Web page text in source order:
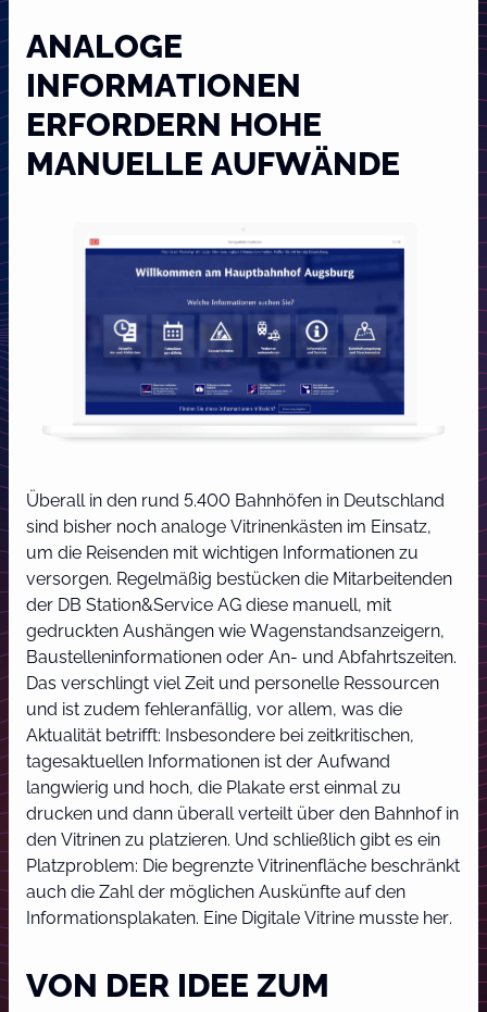
ANALOGE
INFORMATIONEN
ERFORDERN HOHE
MANUELLE AUFWÄNDE
Überall in den rund 5.400 Bahnhöfen in Deutschland
sind bisher noch analoge Vitrinenkästen im Einsatz,
um die Reisenden mit wichtigen Informationen zu
versorgen. Regelmäßig bestücken die Mitarbeitenden
der DB Station&Service AG diese manuell, mit
gedruckten Aushängen wie Wagenstandsanzeigern,
Baustelleninformationen oder An- und Abfahrtszeiten.
Das verschlingt viel Zeit und personelle Ressourcen
und ist zudem fehleranfällig, vor allem, was die
Aktualität betrifft: Insbesondere bei zeitkritischen,
tagesaktuellen Informationen ist der Aufwand
langwierig und hoch, die Plakate erst einmal zu
drucken und dann überall verteilt über den Bahnhof in
den Vitrinen zu platzieren. Und schließlich gibt es ein
Platzproblem: Die begrenzte Vitrinenfläche beschränkt
auch die Zahl der möglichen Auskünfte auf den
Informationsplakaten. Eine Digitale Vitrine musste her.
VON DER IDEE ZUM